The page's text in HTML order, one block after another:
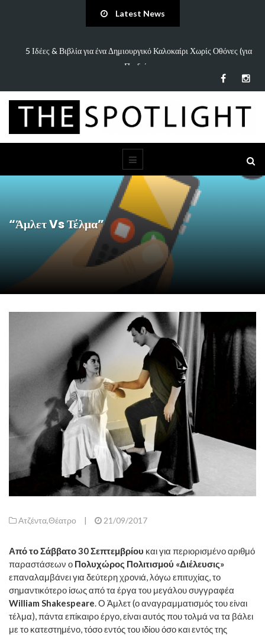
Latest News
5 Ιδέες & Βιβλία για ένα Δημιουργικό Καλοκαίρι Χωρίς Οθόνες (για
Παιδιά…
“Άμλετ Vs Τέλμα”
Ατζέντα,Θέατρο | 21/09/2017
Από το Σάββατο 30 Σεπτεμβρίου και για περιορισμένο αριθμό
παραστάσεων ο Πολυχώρος Πολιτισμού «Διέλευσις»
επαναλαμβάνει για δεύτερη χρονιά, λόγω επιτυχίας, το
σημαντικότερο ίσως από τα έργα του μεγάλου συγγραφέα
William Shakespeare. Ο Άμλετ (ο αναγραμματισμός του είναι
τέλμα), πάντα επίκαιρο έργο, είναι αυτός που τολμά να τα βάλει
με το κατεστημένο, τόσο εντός του ιδίου όσο και εντός της